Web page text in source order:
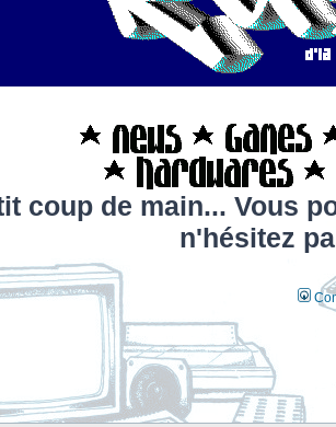
coup de main... Vous
n'hésitez